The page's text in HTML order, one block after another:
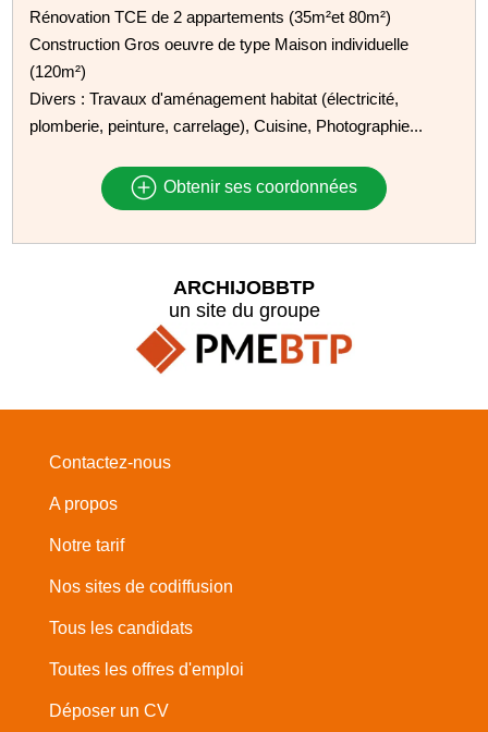
Rénovation TCE de 2 appartements (35m²et 80m²)
Construction Gros oeuvre de type Maison individuelle
(120m²)
Divers : Travaux d'aménagement habitat (électricité,
plomberie, peinture, carrelage), Cuisine, Photographie...
Obtenir ses coordonnées
ARCHIJOBBTP
un site du groupe
Contactez-nous
A propos
Notre tarif
Nos sites de codiffusion
Tous les candidats
Toutes les offres d'emploi
Déposer un CV